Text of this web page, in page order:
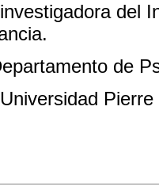
del
de